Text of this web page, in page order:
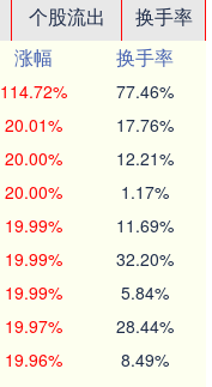
个股流出
换手率
涨幅
换手率
114.72% 77.46%
20.01% 17.76%
20.00% 12.21%
20.00% 1.17%
19.99% 11.69%
19.99% 32.20%
19.99% 5.84%
19.97% 28.44%
19.96% 8.49%